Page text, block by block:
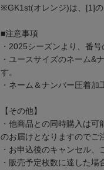
※GK1st(オレンジ)は、[1]の
■注意事項
・2025シーズンより、番
・ユースサイズのネーム&
す。
・ネーム＆ナンバー圧着加
【その他】
・他商品との同時購入は
のお届けとなりますのでご
・お申込後のキャンセル、
・販売予定枚数に達した場